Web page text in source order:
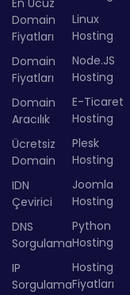
Domain
Fiyatları
Domain
Fiyatları
Domain
Aracılık
Ücretsiz
Domain
IDN
Çevirici
DNS
Sorgulama
IP
Sorgulama
Linux
Hosting
Node.JS
Hosting
E-Ticaret
Hosting
Plesk
Hosting
Joomla
Hosting
Python
Hosting
Hosting
Fiyatları